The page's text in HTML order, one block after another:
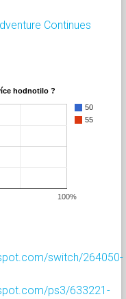
Continues
hodnotilo ?
50
55
100%
switch/264050-
ps3/633221-